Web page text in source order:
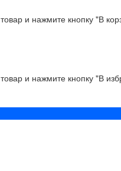
и нажмите кнопку "В
и нажмите кнопку "В